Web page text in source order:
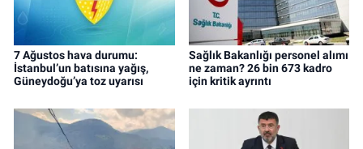
7 Ağustos hava durumu:
İstanbul’un batısına yağış,
Güneydoğu’ya toz uyarısı
Sağlık Bakanlığı personel alımı
ne zaman? 26 bin 673 kadro
için kritik ayrıntı